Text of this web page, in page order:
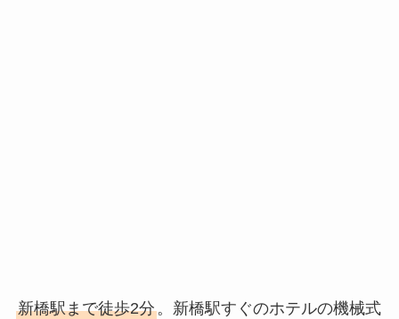
新橋駅まで徒歩2分。新橋駅すぐのホテルの機械式